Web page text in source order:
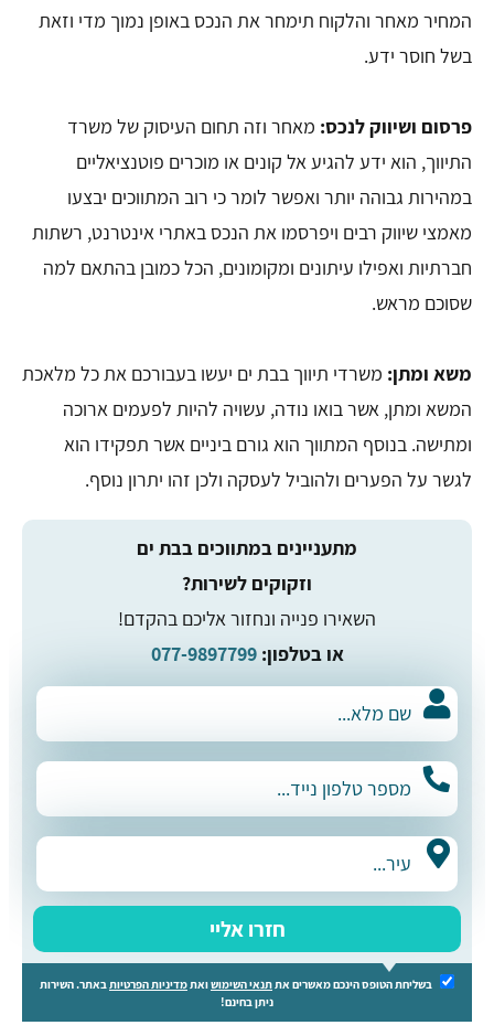
המחיר מאחר והלקוח תימחר את הנכס באופן נמוך מדי וזאת
בשל חוסר ידע.
פרסום ושיווק לנכס: מאחר וזה תחום העיסוק של משרד
התיווך, הוא ידע להגיע אל קונים או מוכרים פוטנציאליים
במהירות גבוהה יותר ואפשר לומר כי רוב המתווכים יבצעו
מאמצי שיווק רבים ויפרסמו את הנכס באתרי אינטרנט, רשתות
חברתיות ואפילו עיתונים ומקומונים, הכל כמובן בהתאם למה
שסוכם מראש.
משא ומתן: משרדי תיווך בבת ים יעשו בעבורכם את כל מלאכת
המשא ומתן, אשר בואו נודה, עשויה להיות לפעמים ארוכה
ומתישה. בנוסף המתווך הוא גורם ביניים אשר תפקידו הוא
לגשר על הפערים ולהוביל לעסקה ולכן זהו יתרון נוסף.
מתעניינים במתווכים בבת ים
וזקוקים לשירות?
השאירו פנייה ונחזור אליכם בהקדם!
או בטלפון:077-9897799
חזרו אליי
בשליחת הטופס הינכם מאשרים את תנאי השימושואת מדיניות הפרטיות באתר. השירות
ניתן בחינם!